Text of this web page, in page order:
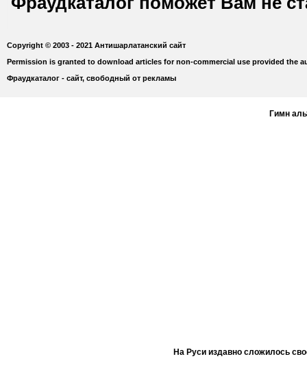
Copyright © 2003 - 2021 Антишарлатанский сайт
Permission is granted to download articles for non-commercial use provided the
Фраудкаталог - сайт, свободный от рекламы
Гимн
На Руси издавно сложилось